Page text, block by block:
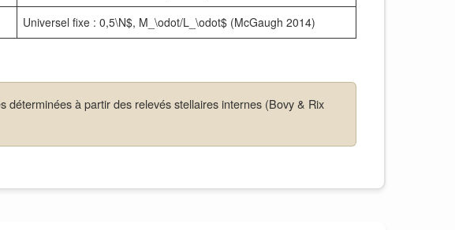
Universel fixe : 0,5\N$, M_\odot/L_\odot$ (McGaugh 2014)
à partir des relevés stellaires internes (Bovy & Rix